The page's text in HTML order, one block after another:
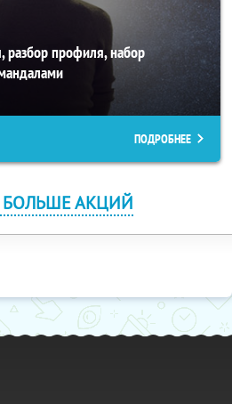
разбор профиля, набор
ПОДРОБНЕЕ
БОЛЬШЕ АКЦИЙ